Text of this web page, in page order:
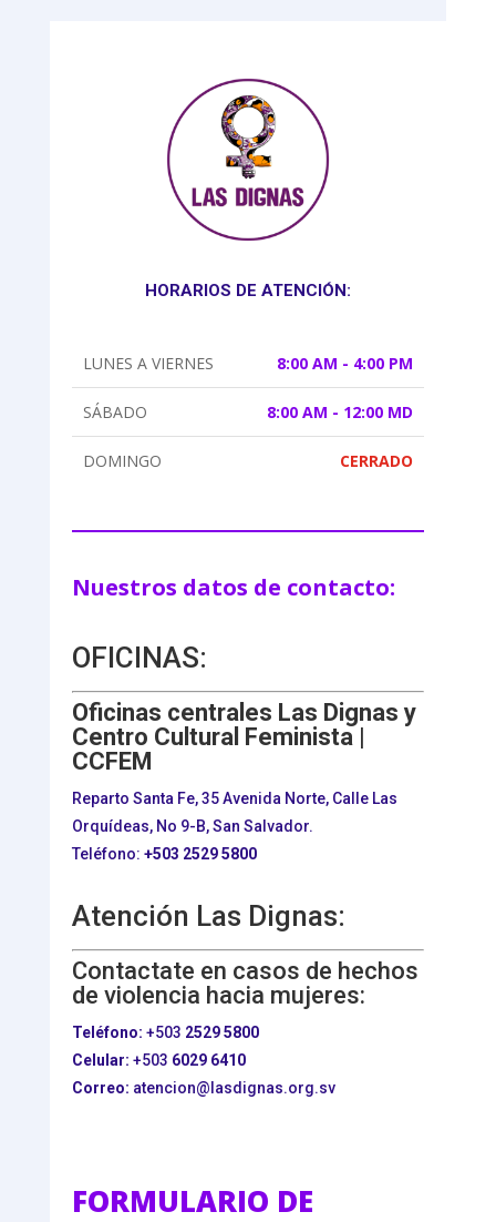
HORARIOS DE ATENCIÓN:
LUNES A VIERNES 8:00 AM - 4:00 PM
SÁBADO 8:00 AM - 12:00 MD
DOMINGO CERRADO
Nuestros datos de contacto:
OFICINAS:
Oficinas centrales Las Dignas y
Centro Cultural Feminista |
CCFEM
Reparto Santa Fe, 35 Avenida Norte, Calle Las
Orquídeas, No 9-B, San Salvador.
Teléfono: +503 2529 5800
Atención Las Dignas:
Contactate en casos de hechos
de violencia hacia mujeres:
Teléfono: +503 2529 5800
Celular: +503 6029 6410
Correo: atencion@lasdignas.org.sv
FORMULARIO DE